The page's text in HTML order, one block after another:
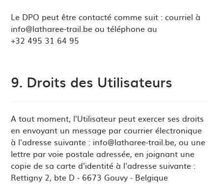
Le DPO peut être contacté comme suit : courriel à
info@latharee-trail.be ou téléphone au
+32 495 31 64 95
9. Droits des Utilisateurs
A tout moment, l'Utilisateur peut exercer ses droits
en envoyant un message par courrier électronique
à l'adresse suivante : info@latharee-trail.be, ou une
lettre par voie postale adressée, en joignant une
copie de sa carte d'identité à l'adresse suivante :
Rettigny 2, bte D - 6673 Gouvy - Belgique